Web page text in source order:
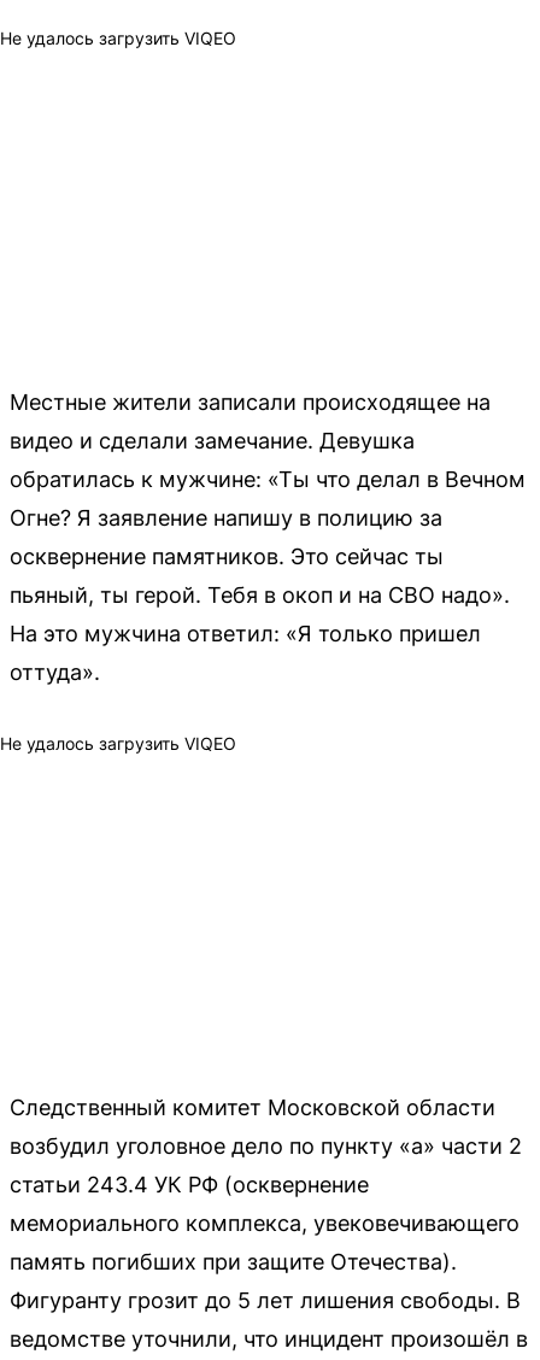
Не удалось загрузить VIQEO
Местные жители записали происходящее на
видео и сделали замечание. Девушка
обратилась к мужчине: «Ты что делал в Вечном
Огне? Я заявление напишу в полицию за
осквернение памятников. Это сейчас ты
пьяный, ты герой. Тебя в окоп и на СВО надо».
На это мужчина ответил: «Я только пришел
оттуда».
Не удалось загрузить VIQEO
Следственный комитет Московской области
возбудил уголовное дело по пункту «а» части 2
статьи 243.4 УК РФ (осквернение
мемориального комплекса, увековечивающего
память погибших при защите Отечества).
Фигуранту грозит до 5 лет лишения свободы. В
ведомстве уточнили, что инцидент произошёл в